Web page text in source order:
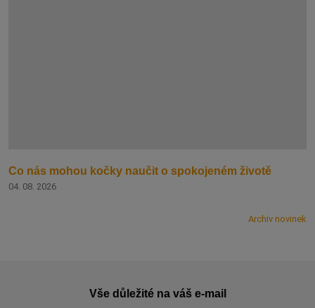
Co nás mohou kočky naučit o spokojeném životě
04. 08. 2026
Archiv novinek
Vše důležité na váš e-mail